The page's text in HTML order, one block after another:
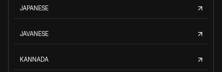
JAPANESE
JAVANESE
KANNADA